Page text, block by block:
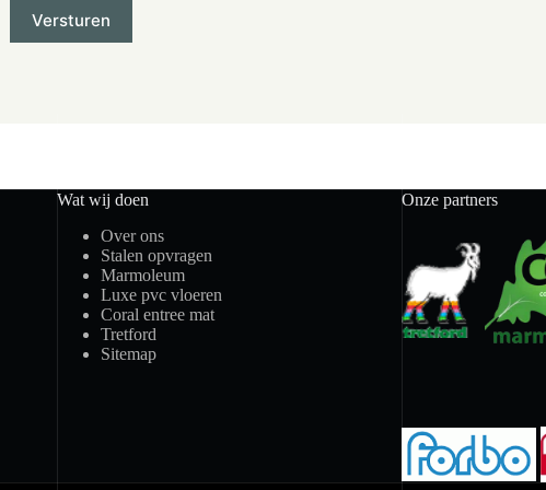
Wat wij doen
Over ons
Stalen opvragen
Marmoleum
Luxe pvc vloeren
Coral entree mat
Tretford
Sitemap
Onze partners